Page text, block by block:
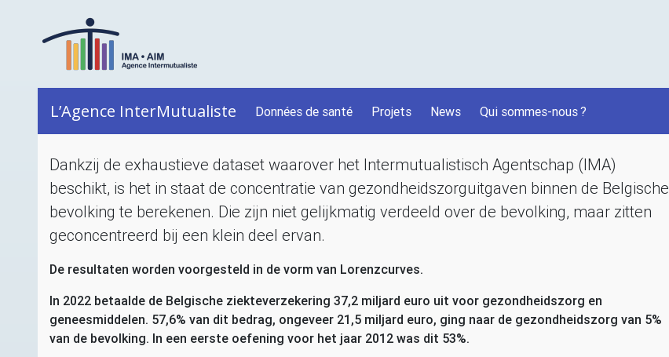
L’Agence InterMutualiste Données de santé Projets News Qui sommes-nous?
Dankzij de exhaustieve dataset waarover het Intermutualistisch Agentschap (IMA)
beschikt, is het in staat de concentratie van gezondheidszorguitgaven binnen de Belgische
bevolking te berekenen. Die zijn niet gelijkmatig verdeeld over de bevolking, maar zitten
geconcentreerd bij een klein deel ervan.
De resultaten worden voorgesteld in de vorm van Lorenzcurves.
In 2022 betaalde de Belgische ziekteverzekering 37,2 miljard euro uit voor gezondheidszorg en
geneesmiddelen. 57,6% van dit bedrag, ongeveer 21,5 miljard euro, ging naar de gezondheidszorg van 5%
van de bevolking. In een eerste oefening voor het jaar 2012 was dit 53%.